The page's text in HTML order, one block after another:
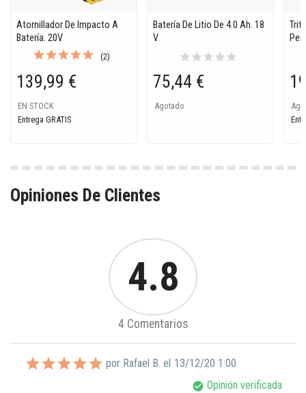
Atornillador De Impacto A
Batería. 20V
(2)
139,99 €
EN STOCK
Entrega GRATIS
Batería De Litio De 4.0 Ah. 18
V
starstarstarstarstar
75,44 €
Agotado
Opiniones De Clientes
4.8
4 Comentarios
por Rafael B. el 13/12/20 1:00
check_circle Opinión verificada